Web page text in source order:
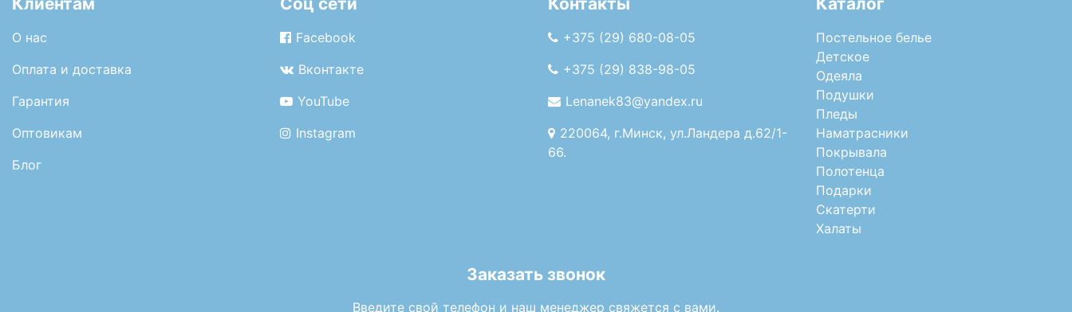
О нас
Оплата и доставка
Гарантия
Оптовикам
Блог
Facebook
Вконтакте
YouTube
Instagram
+375 (29) 680-08-05
+375 (29) 838-98-05
Lenanek83@yandex.ru
220064, г.Минск, ул.Ландера д.62/1-
66.
Постельное белье
Детское
Одеяла
Подушки
Пледы
Наматрасники
Покрывала
Полотенца
Подарки
Скатерти
Халаты
Заказать звонок
Введите свой телефон и наш менеджер свяжется с вами.